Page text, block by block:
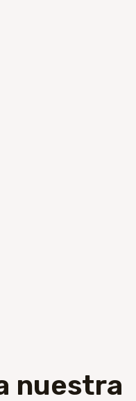
nuestra